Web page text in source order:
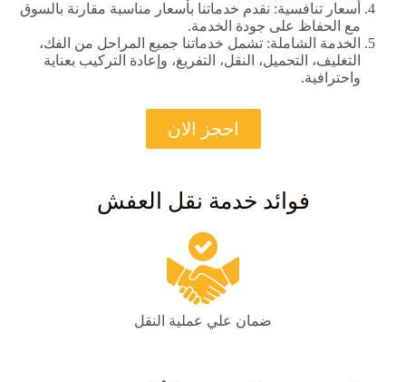
أسعار تنافسية: نقدم خدماتنا بأسعار مناسبة مقارنة بالسوق
مع الحفاظ على جودة الخدمة.
الخدمة الشاملة: تشمل خدماتنا جميع المراحل من الفك،
التغليف، التحميل، النقل، التفريغ، وإعادة التركيب بعناية
واحترافية.
احجز الان
فوائد خدمة نقل العفش
ضمان علي عملية النقل